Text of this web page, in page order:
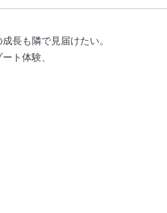
長も隣で見届けたい。
ト体験、